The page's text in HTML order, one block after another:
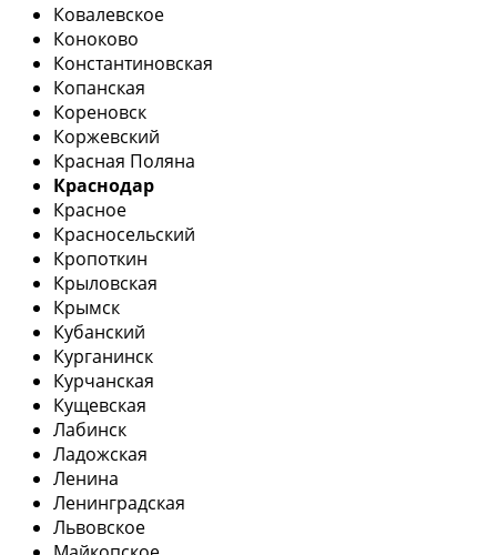
Ковалевское
Коноково
Константиновская
Копанская
Кореновск
Коржевский
Красная Поляна
Краснодар
Красное
Красносельский
Кропоткин
Крыловская
Крымск
Кубанский
Курганинск
Курчанская
Кущевская
Лабинск
Ладожская
Ленина
Ленинградская
Львовское